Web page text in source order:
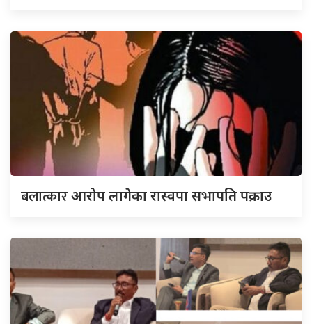
बलात्कारआरोप लागेका रास्वपा सभापति पक्राउ